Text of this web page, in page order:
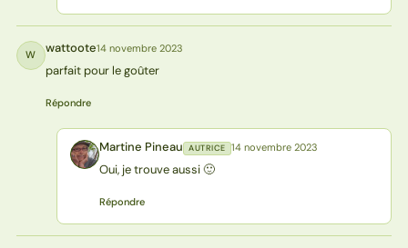
W wattoote14 novembre 2023
parfait pour le goûter
Répondre
MP Martine Pineau AUTRICE 14 novembre 2023
Oui, je trouve aussi 🙂
Répondre